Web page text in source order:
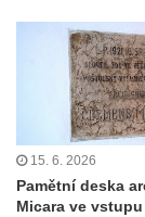
Pamětní
domě čp.
Pamětní
ke kostelu
nad Ohří
Pamětní
15. 6. 2026
Pamětní deska
Micara ve